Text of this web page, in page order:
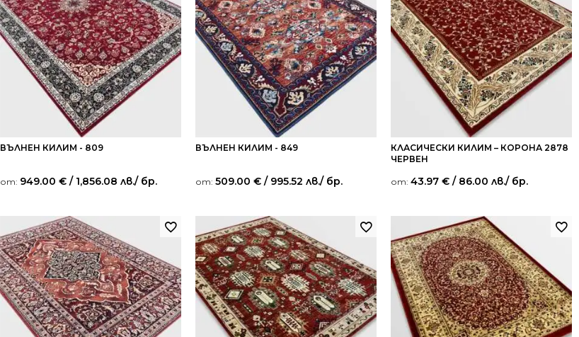
ВЪЛНЕН КИЛИМ - 809
от: 949.00 € / 1,856.08 лв./ бр.
ВЪЛНЕН КИЛИМ - 849
от: 509.00 € / 995.52 лв./ бр.
КЛАСИЧЕСКИ КИЛИМ – КОРОНА 2878
ЧЕРВЕН
от: 43.97 € / 86.00 лв./ бр.